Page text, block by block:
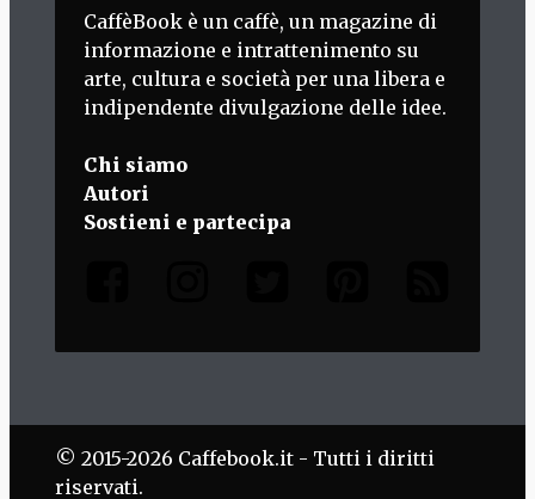
CaffèBook è un caffè, un magazine di
informazione e intrattenimento su
arte, cultura e società per una libera e
indipendente divulgazione delle idee.
Chi siamo
Autori
Sostieni e partecipa
© 2015-2026 Caffebook.it - Tutti i diritti
riservati.